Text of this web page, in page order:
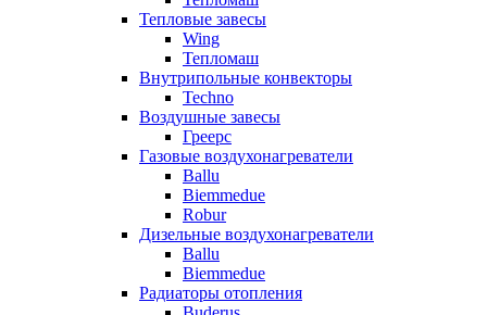
Тепловые завесы
Wing
Тепломаш
Внутрипольные конвекторы
Techno
Воздушные завесы
Греерс
Газовые воздухонагреватели
Ballu
Biemmedue
Robur
Дизельные воздухонагреватели
Ballu
Biemmedue
Радиаторы отопления